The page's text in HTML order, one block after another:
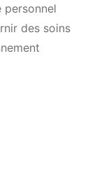
des soins